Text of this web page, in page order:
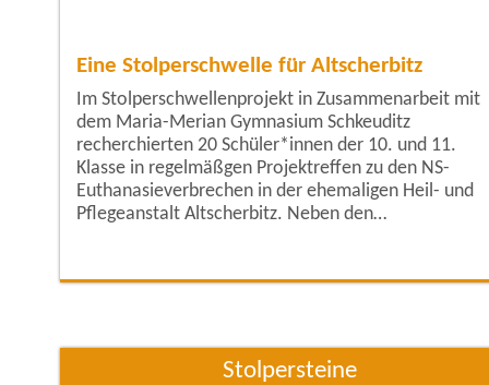
Eine Stolperschwelle für Altscherbitz
Im Stolperschwellenprojekt in Zusammenarbeit mit
dem Maria-Merian Gymnasium Schkeuditz
recherchierten 20 Schüler*innen der 10. und 11.
Klasse in regelmäßgen Projektreffen zu den NS-
Euthanasieverbrechen in der ehemaligen Heil- und
Pflegeanstalt Altscherbitz. Neben den
"Behindertenmorde" in Deutschland und Sachsen
Stolpersteine